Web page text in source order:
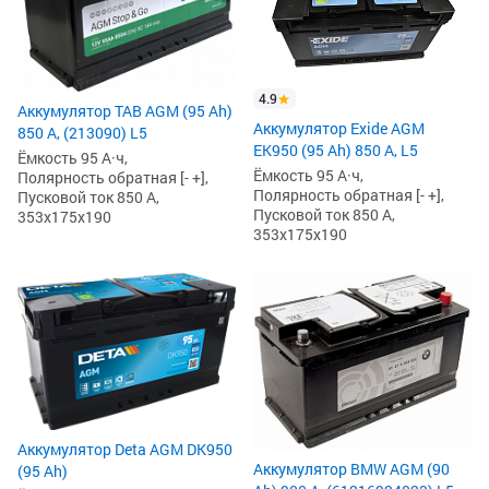
Аккумулятор TAB AGM (95 Ah)
850 А, (213090) L5
Ёмкость 95 А·ч,
Полярность обратная [- +],
Пусковой ток 850 А,
353x175x190
4.9
Аккумулятор Exide AGM
EK950 (95 Ah) 850 А, L5
Ёмкость 95 А·ч,
Полярность обратная [- +],
Пусковой ток 850 А,
353x175x190
Аккумулятор Deta AGM DK950
(95 Ah)
Аккумулятор BMW AGM (90